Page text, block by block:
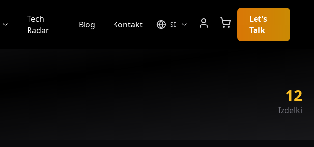
Tech
Radar
Blog Kontakt SI
Let's
Talk
12
Izdelki